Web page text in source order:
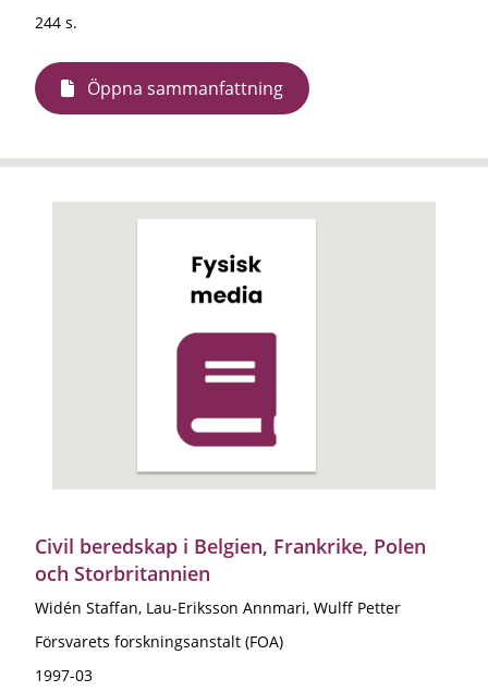
244 s.
Öppna sammanfattning
Civil beredskap i Belgien, Frankrike, Polen
och Storbritannien
Widén Staffan, Lau-Eriksson Annmari, Wulff Petter
Försvarets forskningsanstalt (FOA)
1997-03